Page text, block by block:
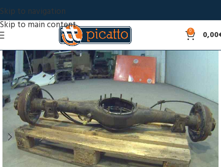
Skip to navigation
Skip to main content
0 0,00